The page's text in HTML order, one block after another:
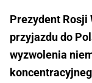
Prezydent Rosji
przyjazdu do
wyzwolenia